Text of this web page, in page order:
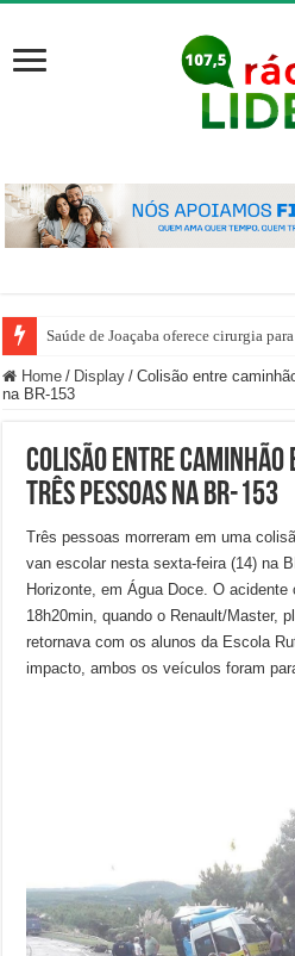
Saúde de Joaçaba oferece cirurgia
Home / Display / Colisão entre
na BR-153
Colisão entre caminhão
três pessoas na BR-153
Três pessoas morreram em uma
van escolar nesta sexta-feira (14) na
Horizonte, em Água Doce. O acidente
18h20min, quando o Renault/Master,
retornava com os alunos da Escola
impacto, ambos os veículos foram